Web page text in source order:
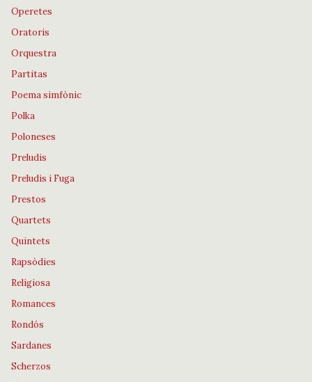
Operetes
Oratoris
Orquestra
Partitas
Poema simfònic
Polka
Poloneses
Preludis
Preludis i Fuga
Prestos
Quartets
Quintets
Rapsòdies
Religiosa
Romances
Rondós
Sardanes
Scherzos